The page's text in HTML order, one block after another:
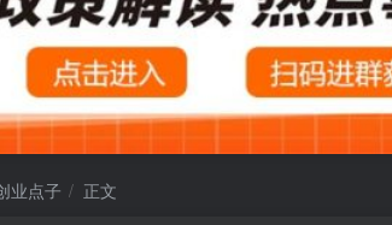
业点子 正文